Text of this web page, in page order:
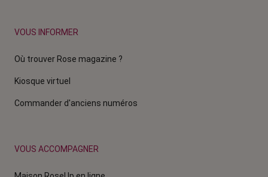
VOUS INFORMER
Où trouver Rose magazine ?
Kiosque virtuel
Commander d'anciens numéros
VOUS ACCOMPAGNER